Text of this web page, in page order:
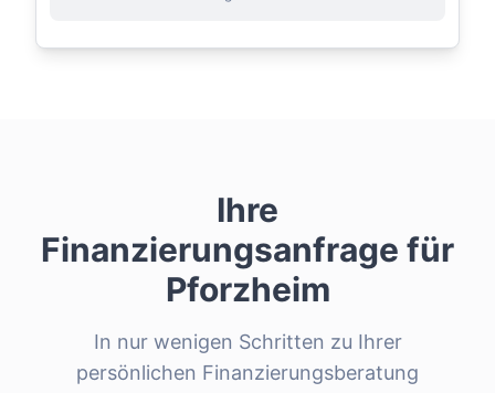
Ihre
Finanzierungsanfrage für
Pforzheim
In nur wenigen Schritten zu Ihrer
persönlichen Finanzierungsberatung